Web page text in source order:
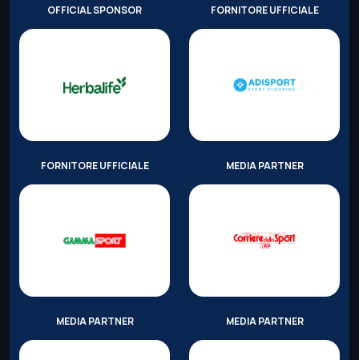
OFFICIAL SPONSOR FORNITORE UFFICIALE
FORNITORE UFFICIALE MEDIA PARTNER
MEDIA PARTNER MEDIA PARTNER